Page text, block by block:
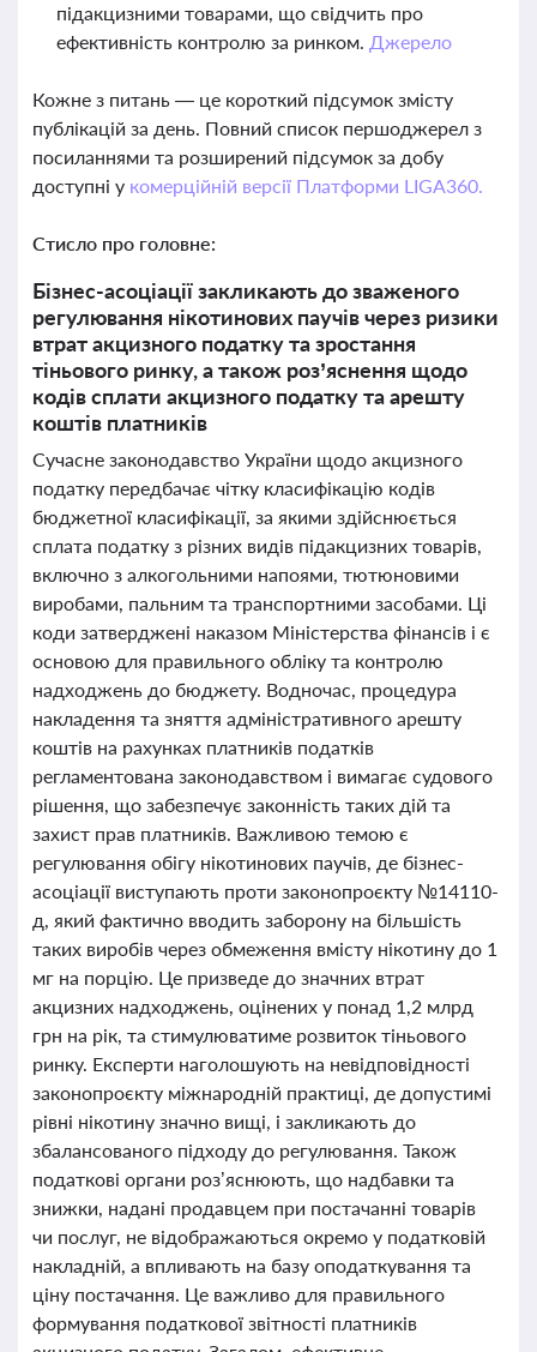
підакцизними товарами, що свідчить про
ефективність контролю за ринком. Джерело
Кожне з питань — це короткий підсумок змісту
публікацій за день. Повний список першоджерел з
посиланнями та розширений підсумок за добу
доступні у комерційній версії Платформи LIGA360.
Стисло про головне:
Бізнес-асоціації закликають до зваженого
регулювання нікотинових паучів через ризики
втрат акцизного податку та зростання
тіньового ринку, а також роз’яснення щодо
кодів сплати акцизного податку та арешту
коштів платників
Сучасне законодавство України щодо акцизного
податку передбачає чітку класифікацію кодів
бюджетної класифікації, за якими здійснюється
сплата податку з різних видів підакцизних товарів,
включно з алкогольними напоями, тютюновими
виробами, пальним та транспортними засобами. Ці
коди затверджені наказом Міністерства фінансів і є
основою для правильного обліку та контролю
надходжень до бюджету. Водночас, процедура
накладення та зняття адміністративного арешту
коштів на рахунках платників податків
регламентована законодавством і вимагає судового
рішення, що забезпечує законність таких дій та
захист прав платників. Важливою темою є
регулювання обігу нікотинових паучів, де бізнес-
асоціації виступають проти законопроєкту №14110-
д, який фактично вводить заборону на більшість
таких виробів через обмеження вмісту нікотину до 1
мг на порцію. Це призведе до значних втрат
акцизних надходжень, оцінених у понад 1,2 млрд
грн на рік, та стимулюватиме розвиток тіньового
ринку. Експерти наголошують на невідповідності
законопроєкту міжнародній практиці, де допустимі
рівні нікотину значно вищі, і закликають до
збалансованого підходу до регулювання. Також
податкові органи роз’яснюють, що надбавки та
знижки, надані продавцем при постачанні товарів
чи послуг, не відображаються окремо у податковій
накладній, а впливають на базу оподаткування та
ціну постачання. Це важливо для правильного
формування податкової звітності платників